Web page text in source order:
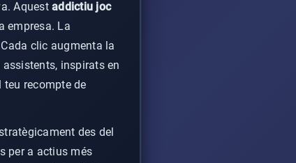
Aquest addictiu joc
empresa. La
clic augmenta la
inspirats en
recompte de
des del
per a actius més